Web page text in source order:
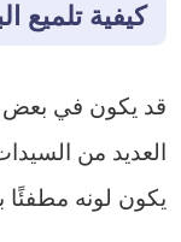
كيفية تلميع
قد يكون في بعض
العديد من
يكون لونه